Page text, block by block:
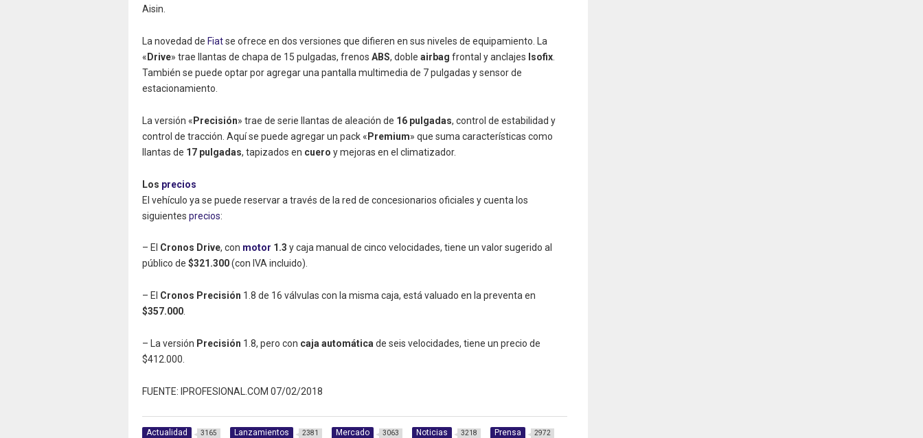
Aisin.
La novedad de Fiatse ofrece en dos versiones que difieren en sus niveles de equipamiento. La
« Drive» trae llantas de chapa de 15 pulgadas, frenos ABS, doble airbag frontal y anclajes Isofix.
También se puede optar por agregar una pantalla multimedia de 7 pulgadas y sensor de
estacionamiento.
La versión « Precisión» trae de serie llantas de aleación de 16 pulgadas, control de estabilidad y
control de tracción. Aquí se puede agregar un pack « Premium» que suma características como
llantas de 17 pulgadas, tapizados en cuero y mejoras en el climatizador.
Los precios
El vehículo ya se puede reservar a través de la red de concesionarios oficiales y cuenta los
siguientes precios:
– El Cronos Drive, con motor 1.3 y caja manual de cinco velocidades, tiene un valor sugerido al
público de $321.300(con IVA incluido).
– El Cronos Precisión 1.8 de 16 válvulas con la misma caja, está valuado en la preventa en
$357.000.
– La versión Precisión 1.8, pero con caja automática de seis velocidades, tiene un precio de
$412.000.
FUENTE: IPROFESIONAL.COM 07/02/2018
Actualidad 3165 Lanzamientos 2381 Mercado 3063 Noticias 3218 Prensa 2972